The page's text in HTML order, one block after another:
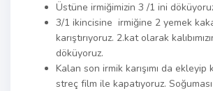
Üstüne irmiğimizin 3 /1 ini
3/1 ikincisine irmiğine 2 yemek
karıştırıyoruz. 2.kat olarak
döküyoruz.
Kalan son irmik karışımı da ekleyip
streç film ile kapatıyoruz.